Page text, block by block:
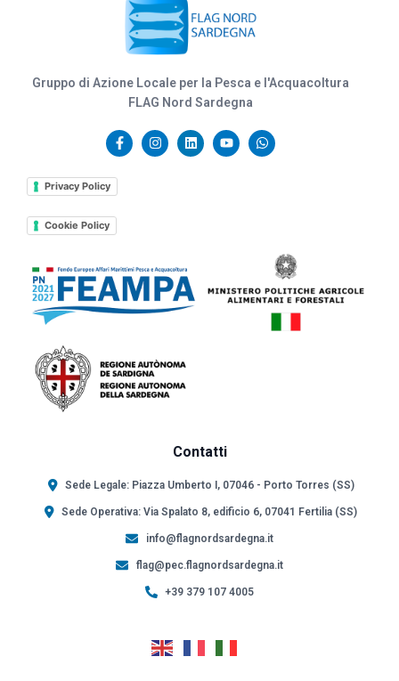
Gruppo di Azione Locale per la Pesca e l'Acquacoltura
FLAG Nord Sardegna
Privacy Policy
Cookie Policy
Contatti
Sede Legale: Piazza Umberto I, 07046 - Porto Torres (SS)
Sede Operativa: Via Spalato 8, edificio 6, 07041 Fertilia (SS)
info@flagnordsardegna.it
flag@pec.flagnordsardegna.it
+39 379 107 4005